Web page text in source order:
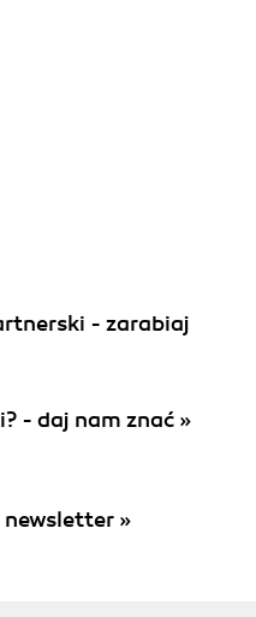
- zarabiaj
- daj nam znać »
»